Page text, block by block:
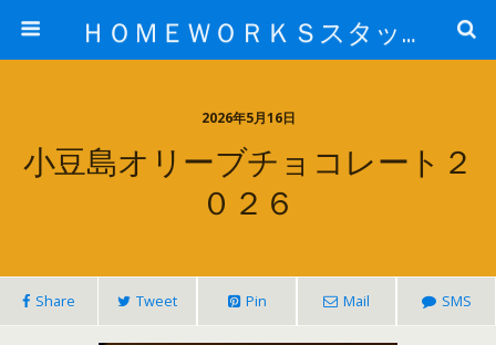
ＨＯＭＥＷＯＲＫＳスタッフ日記ブログ
2026年5月16日
小豆島オリーブチョコレート２
０２６
Share Tweet Pin Mail SMS